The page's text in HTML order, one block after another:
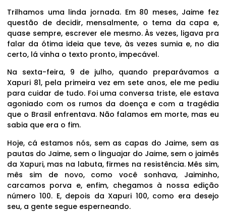
Trilhamos uma linda jornada. Em 80 meses, Jaime fez
questão de decidir, mensalmente, o tema da capa e,
quase sempre, escrever ele mesmo. Às vezes, ligava pra
falar da ótima ideia que teve, às vezes sumia e, no dia
certo, lá vinha o texto pronto, impecável.
Na sexta-feira, 9 de julho, quando preparávamos a
Xapuri 81, pela primeira vez em sete anos, ele me pediu
para cuidar de tudo. Foi uma conversa triste, ele estava
agoniado com os rumos da doença e com a tragédia
que o Brasil enfrentava. Não falamos em morte, mas eu
sabia que era o fim.
Hoje, cá estamos nós, sem as capas do Jaime, sem as
pautas do Jaime, sem o linguajar do Jaime, sem o jaimês
da Xapuri, mas na labuta, firmes na resistência. Mês sim,
mês sim de novo, como você sonhava, Jaiminho,
carcamos porva e, enfim, chegamos à nossa edição
número 100. E, depois da Xapuri 100, como era desejo
seu, a gente segue esperneando.